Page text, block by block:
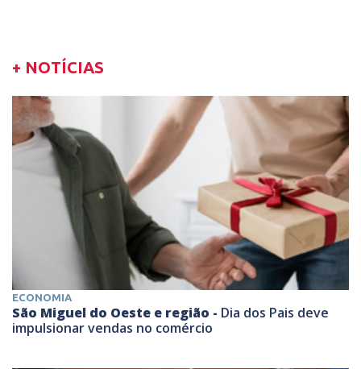
+ NOTÍCIAS
ECONOMIA
São Miguel do Oeste e região - Dia dos Pais deve
impulsionar vendas no comércio